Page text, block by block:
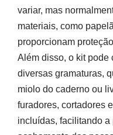
variar, mas
materiais, como
proporcionam
Além disso, o kit pode
diversas gramaturas,
miolo do caderno ou
furadores, cortadores
incluídas, facilitando